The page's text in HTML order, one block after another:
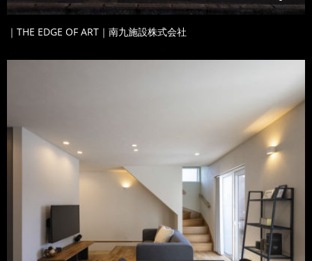
｜THE EDGE OF ART｜南九施設株式会社